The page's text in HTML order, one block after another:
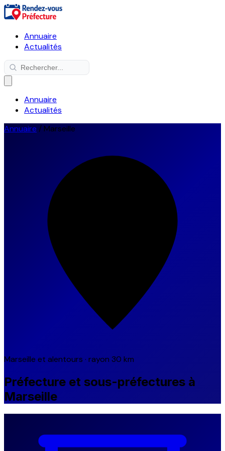
Annuaire
Actualités
Annuaire
Actualités
Annuaire / Marseille
Marseille et alentours · rayon 30 km
Préfecture et sous-préfectures à
Marseille